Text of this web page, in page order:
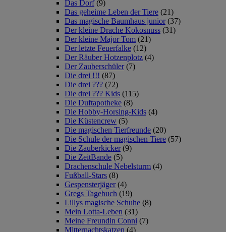
Das Dorf (9)
Das geheime Leben der Tiere (21)
Das magische Baumhaus junior (37)
Der kleine Drache Kokosnuss (31)
Der kleine Major Tom (21)
Der letzte Feuerfalke (12)
Der Räuber Hotzenplotz (4)
Der Zauberschüler (7)
Die drei !!! (87)
Die drei ??? (72)
Die drei ??? Kids (115)
Die Duftapotheke (8)
Die Hobby-Horsing-Kids (4)
Die Küstencrew (5)
Die magischen Tierfreunde (20)
Die Schule der magischen Tiere (57)
Die Zauberkicker (9)
Die ZeitBande (5)
Drachenschule Nebelsturm (4)
Fußball-Stars (8)
Gespensterjäger (4)
Gregs Tagebuch (19)
Lillys magische Schuhe (8)
Mein Lotta-Leben (31)
Meine Freundin Conni (7)
Mitternachtskatzen (4)